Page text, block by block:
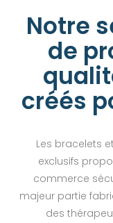
Notre
de
créés
Les bracelets
exclusifs
commerce
majeur partie
des